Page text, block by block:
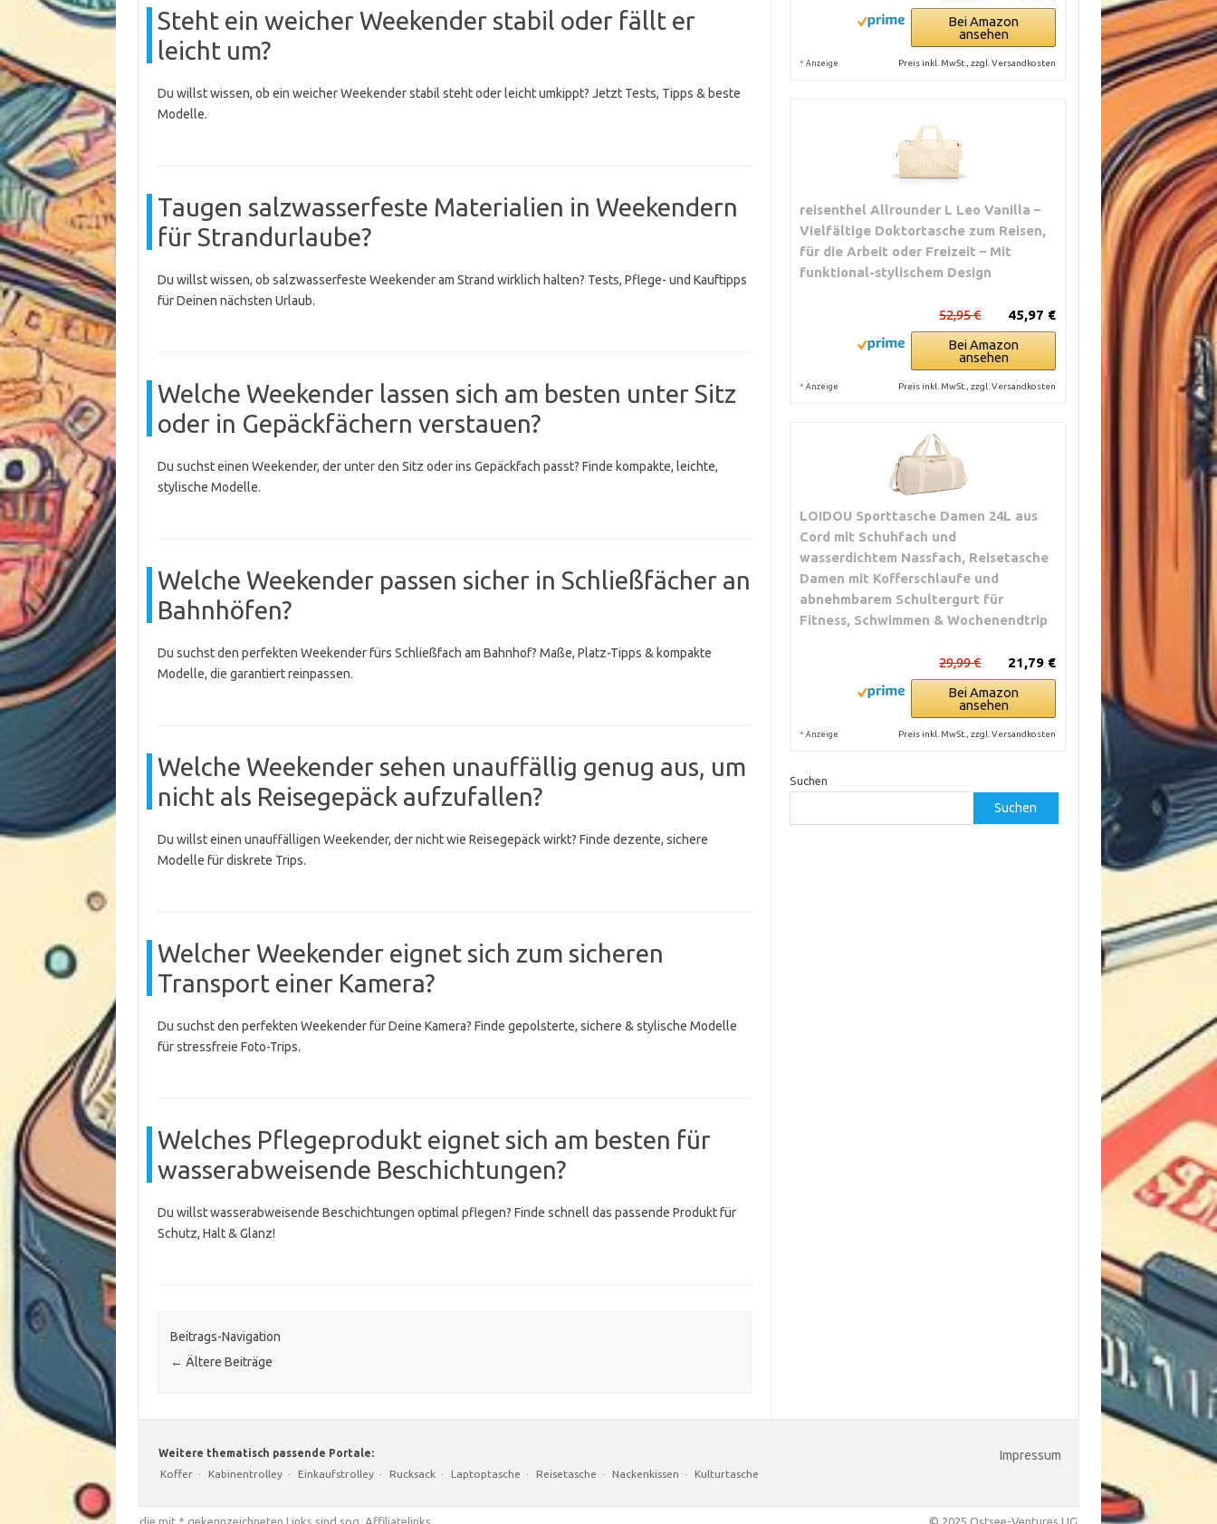
Steht ein weicher Weekender stabil oder fällt er
leicht um?
Du willst wissen, ob ein weicher Weekender stabil steht oder leicht umkippt? Jetzt Tests, Tipps & beste
Modelle.
Taugen salzwasserfeste Materialien in Weekendern
für Strandurlaube?
Du willst wissen, ob salzwasserfeste Weekender am Strand wirklich halten? Tests, Pflege- und Kauftipps
für Deinen nächsten Urlaub.
Welche Weekender lassen sich am besten unter Sitz
oder in Gepäckfächern verstauen?
Du suchst einen Weekender, der unter den Sitz oder ins Gepäckfach passt? Finde kompakte, leichte,
stylische Modelle.
Welche Weekender passen sicher in Schließfächer an
Bahnhöfen?
Du suchst den perfekten Weekender fürs Schließfach am Bahnhof? Maße, Platz-Tipps & kompakte
Modelle, die garantiert reinpassen.
Welche Weekender sehen unauffällig genug aus, um
nicht als Reisegepäck aufzufallen?
Du willst einen unauffälligen Weekender, der nicht wie Reisegepäck wirkt? Finde dezente, sichere
Modelle für diskrete Trips.
Welcher Weekender eignet sich zum sicheren
Transport einer Kamera?
Du suchst den perfekten Weekender für Deine Kamera? Finde gepolsterte, sichere & stylische Modelle
für stressfreie Foto-Trips.
Welches Pflegeprodukt eignet sich am besten für
wasserabweisende Beschichtungen?
Du willst wasserabweisende Beschichtungen optimal pflegen? Finde schnell das passende Produkt für
Schutz, Halt & Glanz!
Beitrags-Navigation
← Ältere Beiträge
Bei Amazon
ansehen
* Anzeige Preis inkl. MwSt., zzgl. Versandkosten
reisenthel Allrounder L Leo Vanilla –
Vielfältige Doktortasche zum Reisen,
für die Arbeit oder Freizeit – Mit
funktional-stylischem Design
45,97 €
52,95 €
Bei Amazon
ansehen
* Anzeige Preis inkl. MwSt., zzgl. Versandkosten
LOIDOU Sporttasche Damen 24L aus
Cord mit Schuhfach und
wasserdichtem Nassfach, Reisetasche
Damen mit Kofferschlaufe und
abnehmbarem Schultergurt für
Fitness, Schwimmen & Wochenendtrip
21,79 €
29,99 €
Bei Amazon
ansehen
* Anzeige Preis inkl. MwSt., zzgl. Versandkosten
Suchen
Suchen
Weitere thematisch passende Portale:
Koffer · Kabinentrolley · Einkaufstrolley · Rucksack · Laptoptasche · Reisetasche · Nackenkissen · Kulturtasche
Impressum